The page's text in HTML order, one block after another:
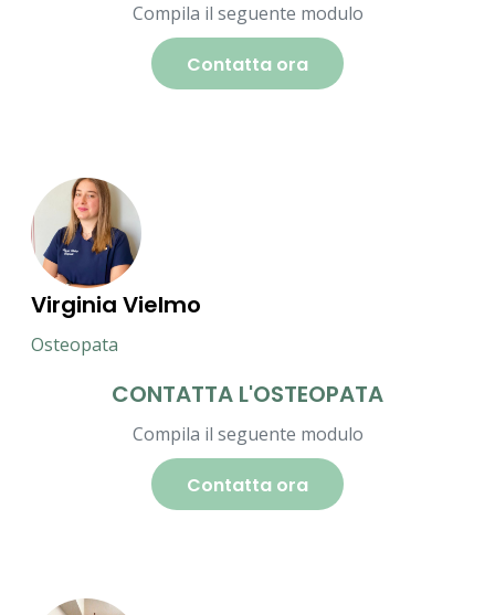
Compila il seguente modulo
Contatta ora
Virginia Vielmo
Osteopata
CONTATTA L'OSTEOPATA
Compila il seguente modulo
Contatta ora